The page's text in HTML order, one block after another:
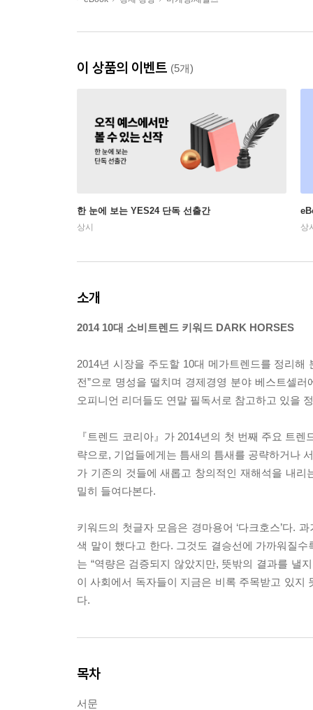
이 상품의 이벤트 (5개)
한 눈에 보는 YES24 단독 선출간
상시 상
소개
2014 10대 소비트렌드 키워드 DARK HORSES
2014년 시장을 주도할 10대 메가트렌드를 정리
전”으로 명성을 떨치며 경제경영 분야 베스트셀
오피니언 리더들도 연말 필독서로 참고하고 있을
『트렌드 코리아』가 2014년의 첫 번째 주요 트
략으로, 기업들에게는 틈새의 틈새를 공략하거나
가 기존의 것들에 새롭고 창의적인 재해석을 내
밀히 들여다본다.
키워드의 첫글자 모음은 경마용어 ‘다크호스’다.
색 말이 했다고 한다. 그것도 결승선에 가까워질
는 “역량은 검증되지 않았지만, 뜻밖의 결과를 낼
이 사회에서 독자들이 지금은 비록 주목받고 있
다.
목차
서문